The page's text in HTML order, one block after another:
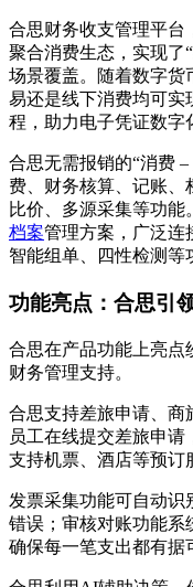
合思财务收支管理平台
聚合消费生态，实现了
场景覆盖。随着数字货
易还是线下消费均可实
程，助力电子凭证数字
合思无需报销的“消费
费、财务核算、记账
比价、多源采集等功
档案管理方案，广泛连
智能组单、四性检测等
功能亮点：合思引
合思在产品功能上亮点
财务管理支持。
合思支持差旅申请、商
员工在线提交差旅申请
支持机票、酒店等预订
发票采集功能可自动识
错误；审核对账功能系
确保每一笔支出都有据